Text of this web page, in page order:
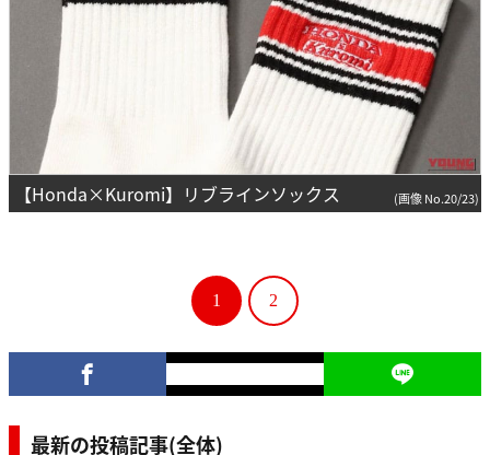
【Honda×Kuromi】リブラインソックス (画像 No.20/23)
1 2
最新の投稿記事(全体)